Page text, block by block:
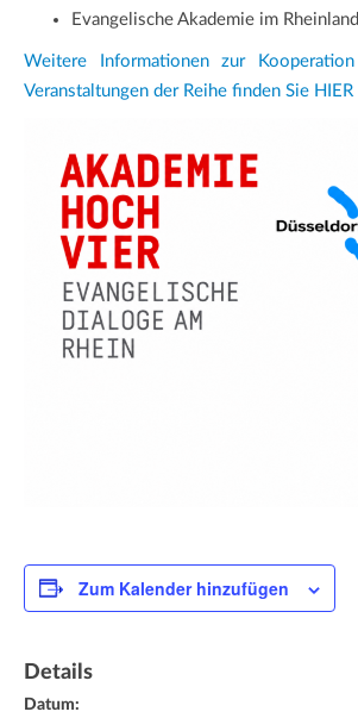
Evangelische Akademie im Rheinland
Weitere Informationen zur
Veranstaltungen der Reihe finden Sie HIER
Zum Kalender hinzufügen
Details
Datum: